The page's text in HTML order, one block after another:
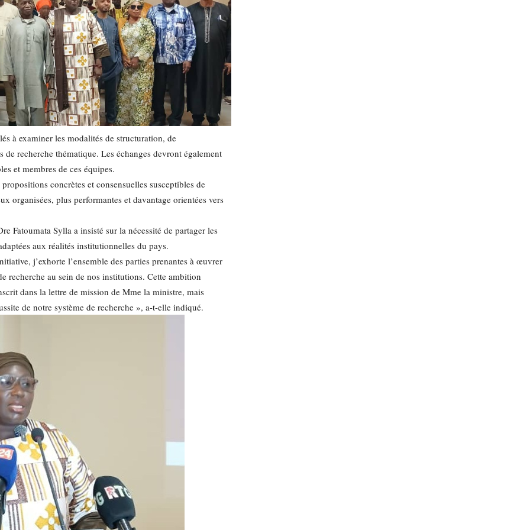
à examiner les modalités de structuration, de
recherche thématique. Les échanges devront également
et membres de ces équipes.
concrètes et consensuelles susceptibles de
organisées, plus performantes et davantage orientées vers
Fatoumata Sylla a insisté sur la nécessité de partager les
aux réalités institutionnelles du pays.
j’exhorte l’ensemble des parties prenantes à œuvrer
recherche au sein de nos institutions. Cette ambition
dans la lettre de mission de Mme la ministre, mais
de notre système de recherche », a-t-elle indiqué.